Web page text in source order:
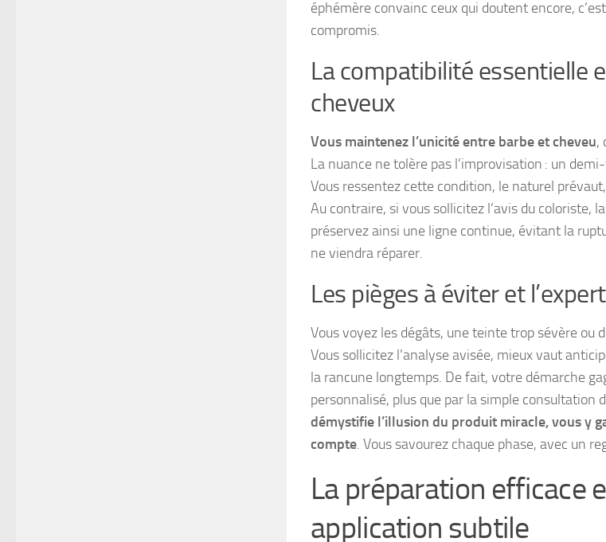
éphémère convainc ceux qui doutent encore,
compromis.
La compatibilité essentielle
cheveux
Vous maintenez l’unicité entre barbe et cheveu,
La nuance ne tolère pas l’improvisation : un
Vous ressentez cette condition, le naturel
Au contraire, si vous sollicitez l’avis du coloriste,
préservez ainsi une ligne continue, évitant la
ne viendra réparer.
Les pièges à éviter et
Vous voyez les dégâts, une teinte trop sévère ou
Vous sollicitez l’analyse avisée, mieux vaut
la rancune longtemps. De fait, votre démarche
personnalisé, plus que par la simple consultation
démystifie l’illusion du produit miracle, vous y
compte. Vous savourez chaque phase, avec un
La préparation efficace
application subtile